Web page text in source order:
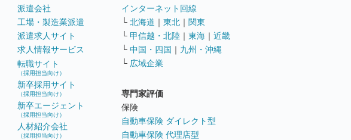
派遣会社
工場・製造業派遣
派遣求人サイト
求人情報サービス
転職サイト
（採用担当向け）
新卒採用サイト
（採用担当向け）
新卒エージェント
（採用担当向け）
人材紹介会社
（採用担当向け）
インターネット回線
└ 北海道 ｜ 東北 ｜ 関東
└ 甲信越・北陸 ｜ 東海 ｜ 近畿
└ 中国・四国 ｜ 九州・沖縄
└ 広域企業
専門家評価
保険
自動車保険 ダイレクト型
自動車保険 代理店型